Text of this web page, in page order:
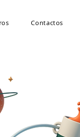
Contactos